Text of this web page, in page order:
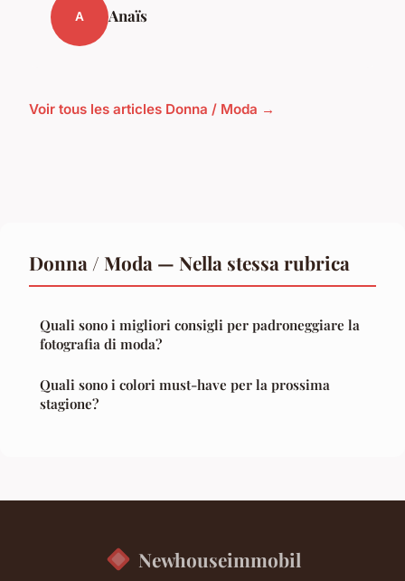
A Anaïs
Voir tous les articles Donna / Moda →
Donna / Moda — Nella stessa rubrica
Quali sono i migliori consigli per padroneggiare la
fotografia di moda?
Quali sono i colori must-have per la prossima
stagione?
Newhouseimmobil